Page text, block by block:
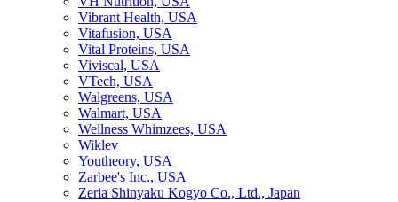
Vibrant Health, USA
Vitafusion, USA
Vital Proteins, USA
Viviscal, USA
VTech, USA
Walgreens, USA
Walmart, USA
Wellness Whimzees, USA
Wiklev
Youtheory, USA
Zarbee's Inc., USA
Zeria Shinyaku Kogyo Co., Ltd., Japan